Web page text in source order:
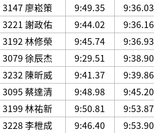
3147 廖崧策 9:49.35 9:36.03
3221 謝政佑 9:44.02 9:36.16
3192 林修榮 9:45.74 9:36.93
3079 徐辰杰 9:29.51 9:38.90
3232 陳昕威 9:41.37 9:39.86
3095 蔡達清 9:48.98 9:45.20
3199 林祐新 9:50.81 9:53.87
3228 李枻成 9:46.40 9:53.90